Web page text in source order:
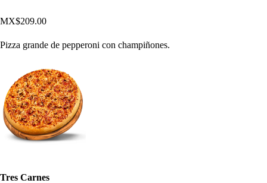
MX$209.00
Pizza grande de pepperoni con champiñones.
Tres Carnes